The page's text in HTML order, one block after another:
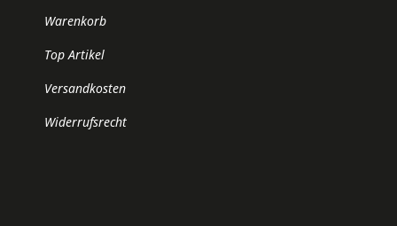
Warenkorb
Top Artikel
Versandkosten
Widerrufsrecht